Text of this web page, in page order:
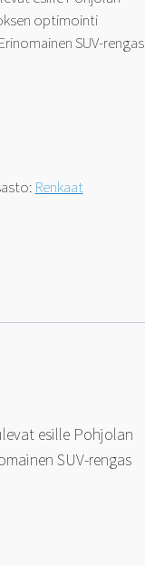
optimointi
SUV-rengas
Renkaat
esille Pohjolan
SUV-rengas